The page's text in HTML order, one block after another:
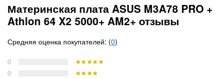
Материнская плата ASUS M3A78 PRO +
Athlon 64 X2 5000+ AM2+ отзывы
Средняя оценка покупателей: (0)
0
0